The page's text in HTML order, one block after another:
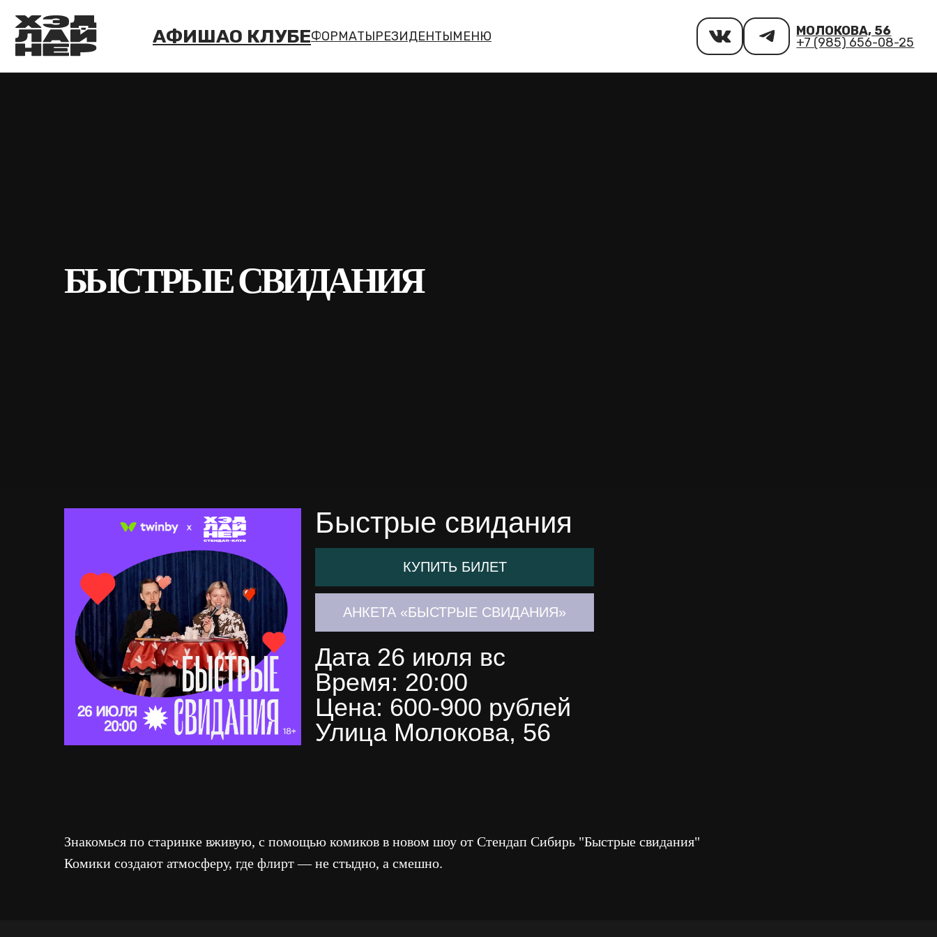
АФИШАО КЛУБЕФОРМАТЫРЕЗИДЕНТЫМЕНЮ МОЛОКОВА, 56
+7 (985) 656-08-25
БЫСТРЫЕ СВИДАНИЯ
АНКЕТА «БЫСТРЫЕ СВИДАНИЯ»
КУПИТЬ БИЛЕТ
Дата 26 июля вс
Время: 20:00
Цена: 600-900 рублей
Улица Молокова, 56
Быстрые свидания
Знакомься по старинке вживую, с помощью комиков в новом шоу от Стендап Сибирь "Быстрые свидания"
Комики создают атмосферу, где флирт — не стыдно, а смешно.